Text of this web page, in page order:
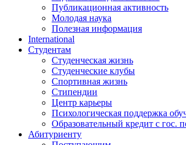
Публикационная активность
Молодая наука
Полезная информация
International
Студентам
Студенческая жизнь
Студенческие клубы
Спортивная жизнь
Стипендии
Центр карьеры
Психологическая поддержка
Образовательный кредит с
Абитуриенту